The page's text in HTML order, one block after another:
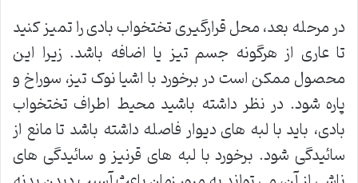
در مرحله بعد، محل قرارگیری تختخواب بادی را تمیز کنید
تا عاری از هرگونه جسم تیز یا اضافه باشد. زیرا این
محصول ممکن است در برخورد با اشیا نوک تیز، سوراخ و
پاره شود. در نظر داشته باشید محیط اطراف تختخواب
بادی، باید با لبه های دیوار فاصله داشته باشد تا مانع از
سائیدگی شود. برخورد با لبه های قرنیز و سائیدگی های